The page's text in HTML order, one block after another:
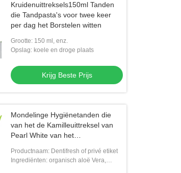
Kruidenuittreksels150ml Tanden
die Tandpasta's voor twee keer
per dag het Borstelen witten
Grootte: 150 ml, enz.
Opslag: koele en droge plaats
Krijg Beste Prijs
Mondelinge Hygiënetanden die
van het de Kamilleuittreksel van
Pearl White van het
Aloë Vera witten
Productnaam: Dentifresh of privé etiket
Ingrediënten: organisch aloë Vera,